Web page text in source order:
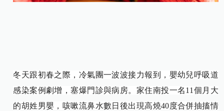
冬天跟初春之際，冷氣團一波波接力報到，嬰幼兒呼吸道
感染案例劇增，塞爆門診與病房。家住南投一名11個月大
的胡姓男嬰，咳嗽流鼻水數日後出現高燒40度合併抽搐情